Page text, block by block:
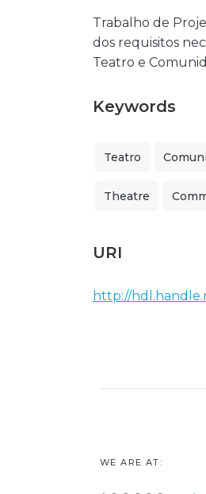
Trabalho de
dos requisitos
Teatro e
Keywords
Teatro
Theatre
URI
http://
WE ARE AT: